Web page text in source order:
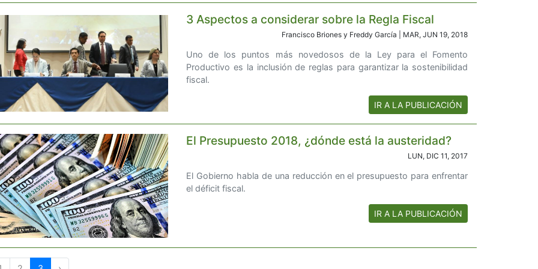
3 Aspectos a considerar sobre la Regla Fiscal
Francisco Briones y Freddy García | MAR, JUN 19, 2018
Uno de los puntos más novedosos de la Ley para el Fomento
Productivo es la inclusión de reglas para garantizar la sostenibilidad
fiscal.
IR A LA PUBLICACIÓN
El Presupuesto 2018, ¿dónde está la austeridad?
LUN, DIC 11, 2017
El Gobierno habla de una reducción en el presupuesto para enfrentar
el déficit fiscal.
IR A LA PUBLICACIÓN